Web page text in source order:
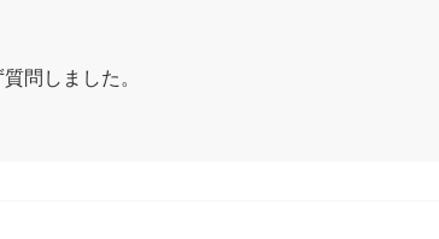
問しました。